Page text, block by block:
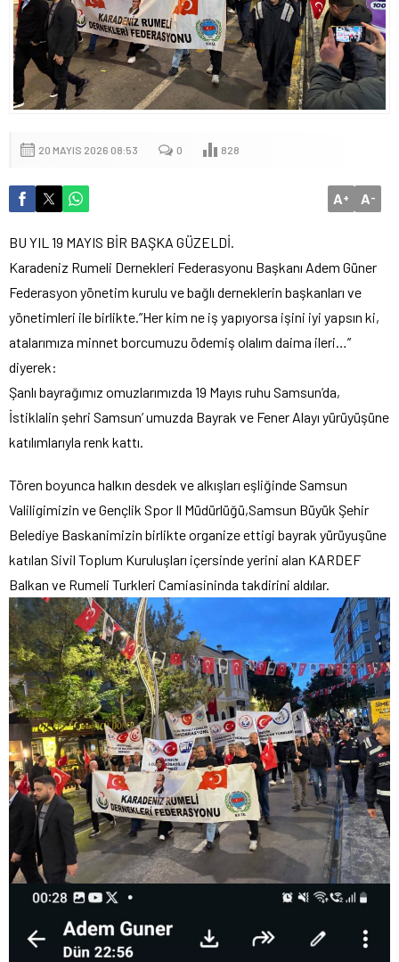
20 MAYIS 2026 08:53 0 828
A+ A-
BU YIL 19 MAYIS BİR BAŞKA GÜZELDİ.
Karadeniz Rumeli Dernekleri Federasyonu Başkanı Adem Güner
Federasyon yönetim kurulu ve bağlı derneklerin başkanları ve
yönetimleri ile birlikte.”Her kim ne iş yapıyorsa işini iyi yapsın ki,
atalarımıza minnet borcumuzu ödemiş olalım daima ileri…”
diyerek:
Şanlı bayrağımız omuzlarımızda 19 Mayıs ruhu Samsun’da,
İstiklalin şehri Samsun’ umuzda Bayrak ve Fener Alayı yürüyüşüne
katılımlarıyla renk kattı.
Tören boyunca halkın desdek ve alkışları eşliğinde Samsun
Valiligimizin ve Gençlik Spor Il Müdürlüğü,Samsun Büyük Şehir
Belediye Baskanimizin birlikte organize ettigi bayrak yürüyuşüne
katılan Sivil Toplum Kuruluşları içersinde yerini alan KARDEF
Balkan ve Rumeli Turkleri Camiasininda takdirini aldılar.